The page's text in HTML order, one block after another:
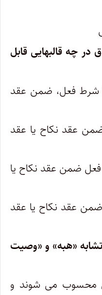
چه قالبهایی قابل
شرط فعل، ضمن عقد
عقد نکاح یا عقد
ضمن عقد نکاح یا
عقد نکاح یا عقد
«هبه» و «وصیت
محسوب می شوند و